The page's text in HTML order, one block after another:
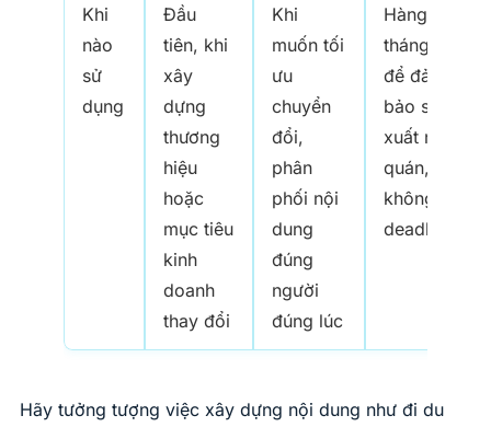
Khi
nào
sử
dụng
Đầu
tiên, khi
xây
dựng
thương
hiệu
hoặc
mục tiêu
kinh
doanh
thay đổi
Khi
muốn tối
ưu
chuyển
đổi,
phân
phối nội
dung
đúng
người
đúng lúc
Hàng
tháng/tuần
để đảm
bảo sản
xuất nhất
quán,
không trễ
deadline
Hãy tưởng tượng việc xây dựng nội dung như đi du